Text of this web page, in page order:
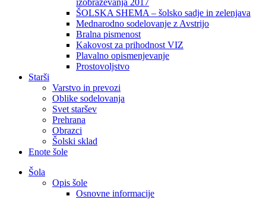
izobraževanja 2017
ŠOLSKA SHEMA – šolsko sadje in zelenjava
Mednarodno sodelovanje z Avstrijo
Bralna pismenost
Kakovost za prihodnost VIZ
Plavalno opismenjevanje
Prostovoljstvo
Starši
Varstvo in prevozi
Oblike sodelovanja
Svet staršev
Prehrana
Obrazci
Šolski sklad
Enote šole
Šola
Opis šole
Osnovne informacije